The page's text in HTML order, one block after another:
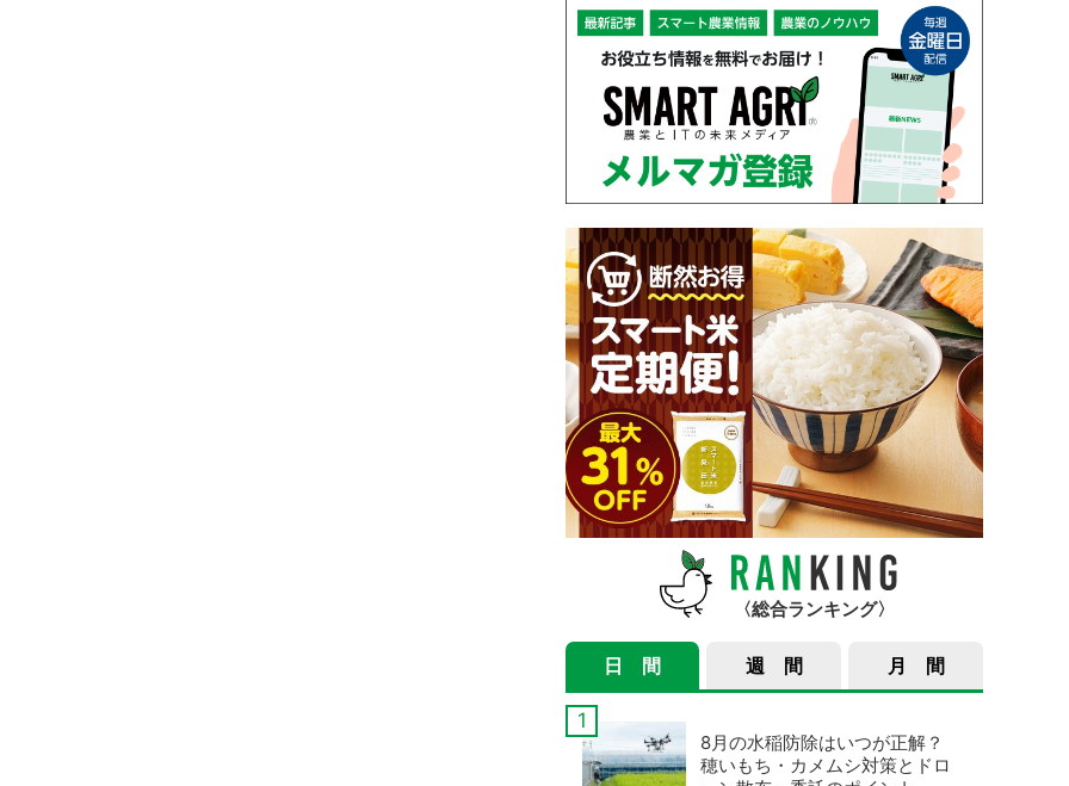
総合ランキング
日 間 週 間 月 間
8月の水稲防除はいつが正解？
穂いもち・カメムシ対策とドロ